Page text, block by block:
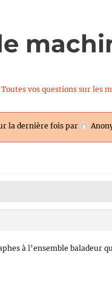
Toutes vos questions sur les
la dernière fois par
à l’ensemble baladeur